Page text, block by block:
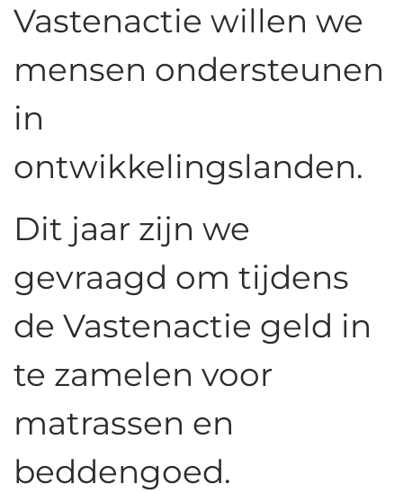
Vastenactie willen we
mensen ondersteunen
in
ontwikkelingslanden.
Dit jaar zijn we
gevraagd om tijdens
de Vastenactie geld in
te zamelen voor
matrassen en
beddengoed.